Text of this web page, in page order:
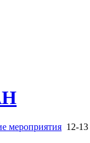
мероприятия 12-